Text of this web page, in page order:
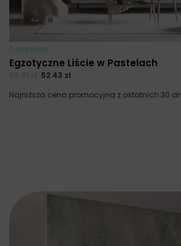
Fototapety
Egzotyczne Liście w Pastelach
52.43 zł
Najniższa cena promocyjna z ostatnich 30